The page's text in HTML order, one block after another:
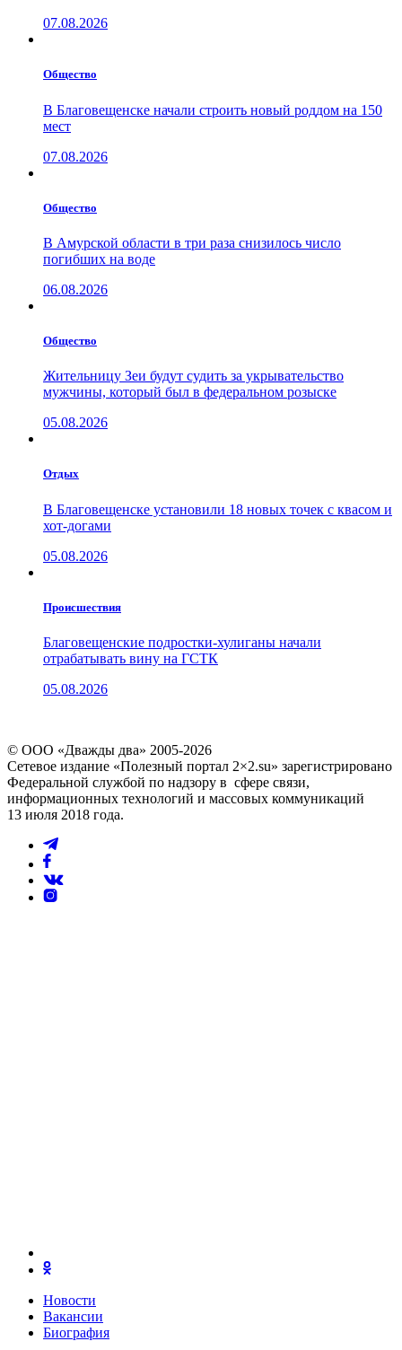
07.08.2026
Общество
В Благовещенске начали строить новый роддом на 150
мест
07.08.2026
Общество
В Амурской области в три раза снизилось число
погибших на воде
06.08.2026
Общество
Жительницу Зеи будут судить за укрывательство
мужчины, который был в федеральном розыске
05.08.2026
Отдых
В Благовещенске установили 18 новых точек с квасом и
хот-догами
05.08.2026
Проиcшествия
Благовещенские подростки-хулиганы начали
отрабатывать вину на ГСТК
05.08.2026
© ООО «Дважды два» 2005-2026
Сетевое издание «Полезный портал 2×2.su» зарегистрировано
Федеральной службой по надзору в сфере связи,
информационных технологий и массовых коммуникаций
13 июля 2018 года.
Новости
Вакансии
Биография